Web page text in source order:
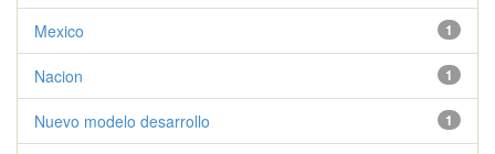
1
Mexico
1
Nacion
1
Nuevo modelo desarrollo